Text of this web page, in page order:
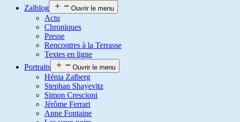
Zalblog
Ouvrir le menu
Actu
Chroniques
Presse
Rencontres à la Terrasse
Textes en ligne
Portraits
Ouvrir le menu
Hénia Zalberg
Stephan Shayevitz
Simon Crescioni
Jérôme Ferrari
Anne Fontaine